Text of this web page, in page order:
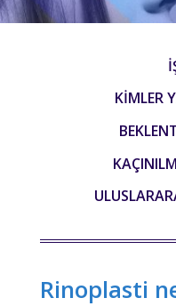
KİMLER
Rinoplasti